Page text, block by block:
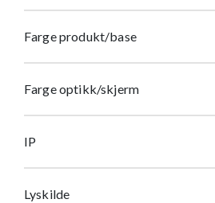
Farge produkt/base
Farge optikk/skjerm
IP
Lyskilde